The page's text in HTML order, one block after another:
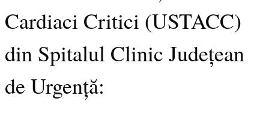
Cardiaci Critici (USTACC)
din Spitalul Clinic Județean
de Urgență: